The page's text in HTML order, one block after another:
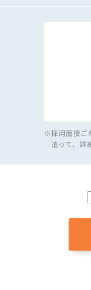
※採用面接ご
追って、詳